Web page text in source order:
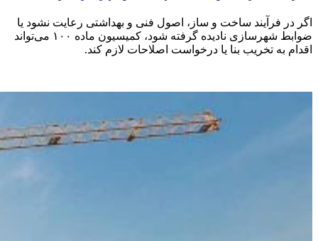
اگر در فرآیند ساخت و ساز، اصول فنی و بهداشتی رعایت نشود یا
ضوابط شهرسازی نادیده گرفته شود، کمیسیون ماده ۱۰۰ می‌تواند
اقدام به تخریب بنا یا درخواست اصلاحات لازم کند.